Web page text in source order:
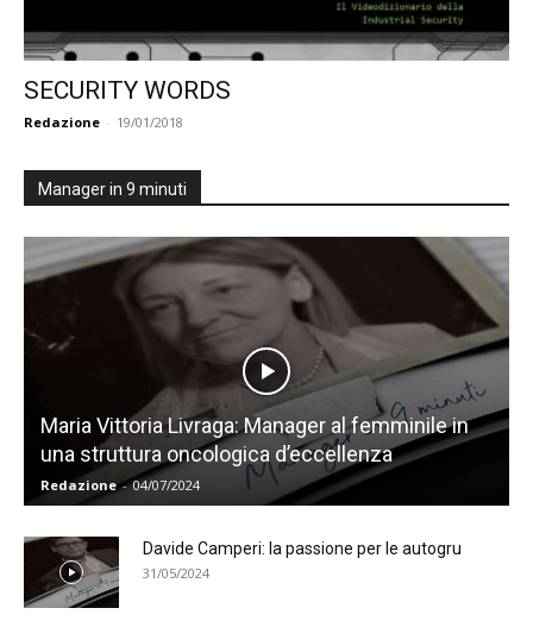
SECURITY WORDS
Redazione - 19/01/2018
Manager in 9 minuti
Maria Vittoria Livraga: Manager al femminile in
una struttura oncologica d’eccellenza
Redazione - 04/07/2024
Davide Camperi: la passione per le autogru
31/05/2024